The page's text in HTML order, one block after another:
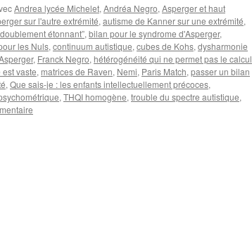
Andrea lycée Michelet, Andréa Negro, Asperger et haut
sur l'autre extrémité, autisme de Kanner sur une extrémité,
étonnant”, bilan pour le syndrome d'Asperger,
les Nuls, continuum autistique, cubes de Kohs, dysharmonie
, Franck Negro, hétérogénéité qui ne permet pas le calcul
vaste, matrices de Raven, Nemi, Paris Match, passer un bilan
, Que sais-je : les enfants intellectuellement précoces,
, THQI homogène, trouble du spectre autistique,